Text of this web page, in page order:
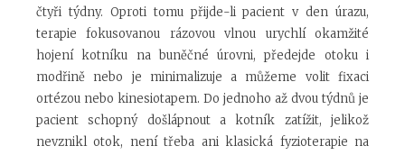
čtyři týdny. Oproti tomu přijde-li pacient v den úrazu,
terapie fokusovanou rázovou vlnou urychlí okamžité
hojení kotníku na buněčné úrovni, předejde otoku i
modřině nebo je minimalizuje a můžeme volit fixaci
ortézou nebo kinesiotapem. Do jednoho až dvou týdnů je
pacient schopný došlápnout a kotník zatížit, jelikož
nevznikl otok, není třeba ani klasická fyzioterapie na